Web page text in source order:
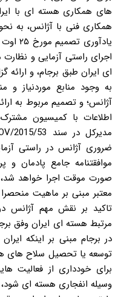
های همکاری هسته ای با
همکاری فنی با آژانس،
اجرای راستی آزمایی و
ای ایران طبق برجام، و
به وجود منابع موردنیاز و
آژانس؛ و تصمیم مربوط به
اطلاعات با کمیسیون
ضروری آژانس در راستی
موافقتنامه جامع پادمان
صورت موقت اجرا خواهد شد،
معتبر مبنی بر ماهیت
تاکید بر نقش مهم آژانس
مرتبط هسته ای ایران وفق
در برجام مبنی بر اینکه
توسعه یا تحصیل سلاح های
برای خودداری از فعالیت